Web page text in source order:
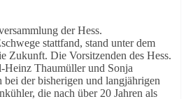
der Hess.
stattfand, stand unter dem
Zukunft. Die Vorsitzenden des Hess.
Heinz Thaumüller und Sonja
der bisherigen und langjährigen
die nach über 20 Jahren als